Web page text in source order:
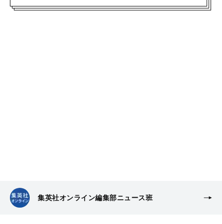
集英社オンライン編集部ニュース班